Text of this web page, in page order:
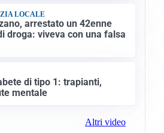
LOCALE
arrestato un 42enne
droga: viveva con una falsa
di tipo 1: trapianti,
mentale
Altri video